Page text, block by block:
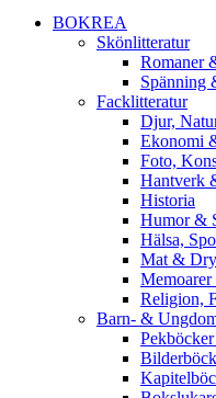
BOKREA
Skönlitteratur
Romaner
Spänning
Facklitteratur
Djur,
Ekonomi
Foto,
Hantverk
Historia
Humor &
Hälsa,
Mat &
Religion,
Barn- &